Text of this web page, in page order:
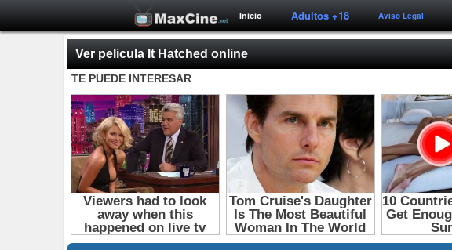
Inicio Adultos +18 Aviso Legal
Ver pelicula It Hatched online